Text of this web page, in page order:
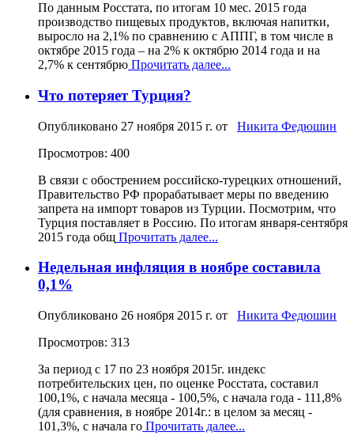
По данным Росстата, по итогам 10 мес. 2015 года
производство пищевых продуктов, включая напитки,
выросло на 2,1% по сравнению с АППГ, в том числе в
октябре 2015 года – на 2% к октябрю 2014 года и на
2,7% к сентябрю Прочитать далее...
Что потеряет Турция?
Опубликовано 27 ноября 2015 г. от Никита Федюшин
Просмотров: 400
В связи с обострением российско-турецких отношений,
Правительство РФ прорабатывает меры по введению
запрета на импорт товаров из Турции. Посмотрим, что
Турция поставляет в Россию. По итогам января-сентября
2015 года общ Прочитать далее...
Недельная инфляция в ноябре составила
0,1%
Опубликовано 26 ноября 2015 г. от Никита Федюшин
Просмотров: 313
За период с 17 по 23 ноября 2015г. индекс
потребительских цен, по оценке Росстата, составил
100,1%, с начала месяца - 100,5%, с начала года - 111,8%
(для сравнения, в ноябре 2014г.: в целом за месяц -
101,3%, с начала го Прочитать далее...